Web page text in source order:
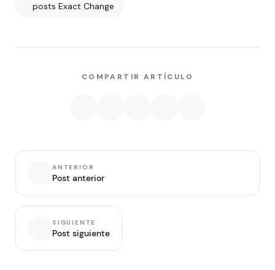
posts Exact Change
COMPARTIR ARTÍCULO
ANTERIOR
Post anterior
SIGUIENTE
Post siguiente